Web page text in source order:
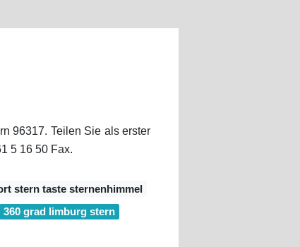
96317. Teilen Sie als erster
5 16 50 Fax.
stern taste sternenhimmel
360 grad limburg stern